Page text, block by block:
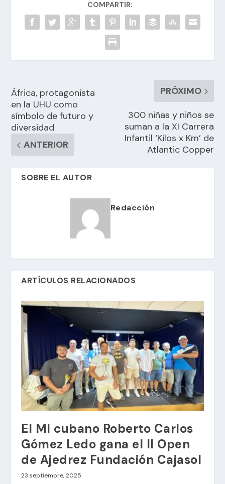
COMPARTIR:
África, protagonista
en la UHU como
símbolo de futuro y
diversidad
ANTERIOR
PRÓXIMO
300 niñas y niños se
suman a la XI Carrera
Infantil ‘Kilos x Km’ de
Atlantic Copper
SOBRE EL AUTOR
Redacción
ARTÍCULOS RELACIONADOS
El MI cubano Roberto Carlos
Gómez Ledo gana el II Open
de Ajedrez Fundación Cajasol
23 septiembre, 2025